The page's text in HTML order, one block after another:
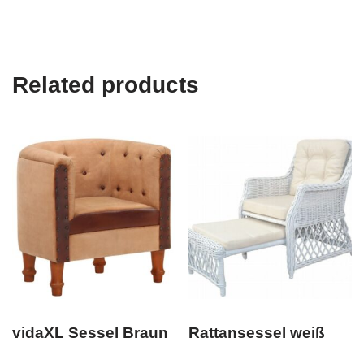
Related products
vidaXL Sessel Braun
Rattansessel weiß